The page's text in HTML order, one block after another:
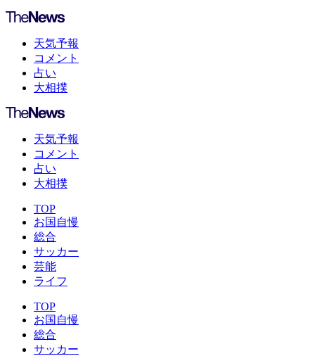
天気予報
コメント
占い
大相撲
天気予報
コメント
占い
大相撲
TOP
お国自慢
総合
サッカー
芸能
ライフ
TOP
お国自慢
総合
サッカー